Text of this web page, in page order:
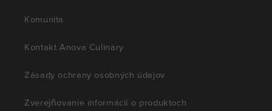
Komunita
Kontakt Anova Culinary
Zásady ochrany osobných údajov
Zverejňovanie informácií o produktoch